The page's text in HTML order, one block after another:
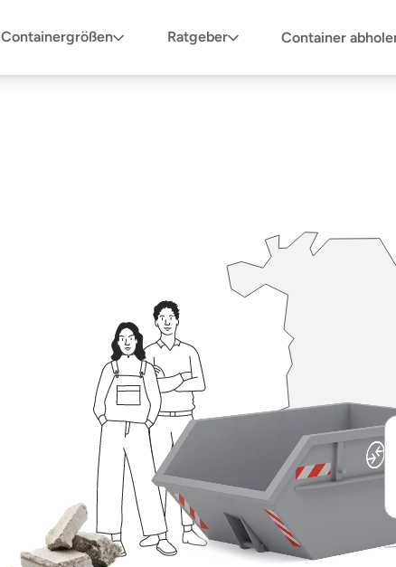
Containergrößen Ratgeber Container